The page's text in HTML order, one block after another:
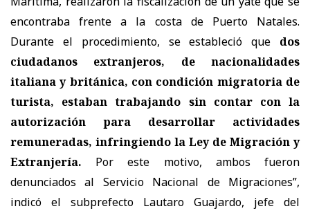
encontraba frente a la costa de Puerto Natales.
Durante el procedimiento, se estableció que dos
ciudadanos extranjeros, de nacionalidades
italiana y británica, con condición migratoria de
turista, estaban trabajando sin contar con la
autorización para desarrollar actividades
remuneradas, infringiendo la Ley de Migración y
Extranjería. Por este motivo, ambos fueron
denunciados al Servicio Nacional de Migraciones”,
indicó el subprefecto Lautaro Guajardo, jefe del